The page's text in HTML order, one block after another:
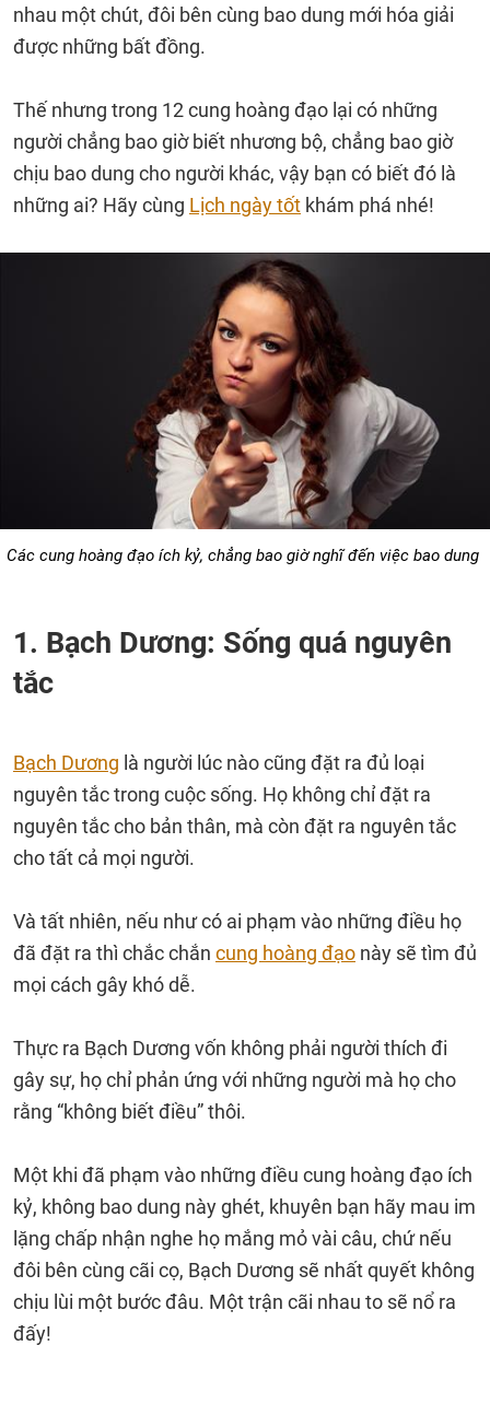
nhau một chút, đôi bên cùng bao dung mới hóa giải
được những bất đồng.
Thế nhưng trong 12 cung hoàng đạo lại có những
người chẳng bao giờ biết nhương bộ, chẳng bao giờ
chịu bao dung cho người khác, vậy bạn có biết đó là
những ai? Hãy cùng Lịch ngày tốt khám phá nhé!
Các cung hoàng đạo ích kỷ, chẳng bao giờ nghĩ đến việc bao dung
1. Bạch Dương: Sống quá nguyên
tắc
Bạch Dương là người lúc nào cũng đặt ra đủ loại
nguyên tắc trong cuộc sống. Họ không chỉ đặt ra
nguyên tắc cho bản thân, mà còn đặt ra nguyên tắc
cho tất cả mọi người.
Và tất nhiên, nếu như có ai phạm vào những điều họ
đã đặt ra thì chắc chắn cung hoàng đạo này sẽ tìm đủ
mọi cách gây khó dễ.
Thực ra Bạch Dương vốn không phải người thích đi
gây sự, họ chỉ phản ứng với những người mà họ cho
rằng “không biết điều” thôi.
Một khi đã phạm vào những điều cung hoàng đạo ích
kỷ, không bao dung này ghét, khuyên bạn hãy mau im
lặng chấp nhận nghe họ mắng mỏ vài câu, chứ nếu
đôi bên cùng cãi cọ, Bạch Dương sẽ nhất quyết không
chịu lùi một bước đâu. Một trận cãi nhau to sẽ nổ ra
đấy!